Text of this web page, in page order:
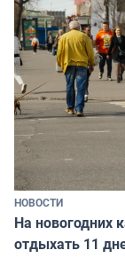
НОВОСТИ
На новогодних
отдыхать 11